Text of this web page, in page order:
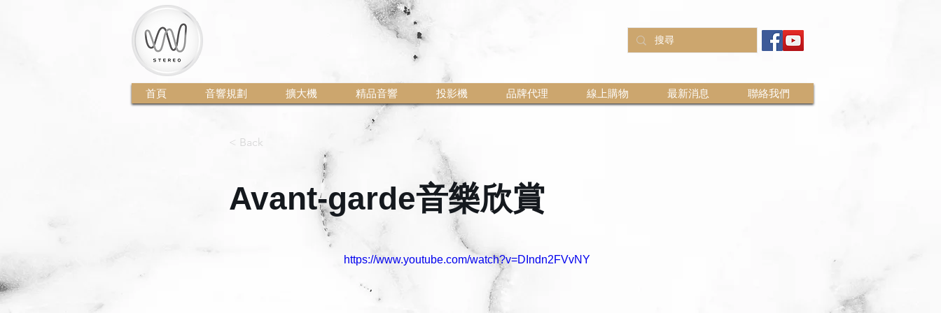
首頁 音響規劃 擴大機 精品音響 投影機 品牌代理 線上購物 最新消息 聯絡我們
< Back
Avant-garde音樂欣賞
https://www.youtube.com/watch?v=DIndn2FVvNY